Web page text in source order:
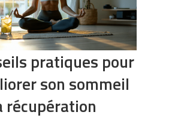
pratiques pour
son sommeil
récupération